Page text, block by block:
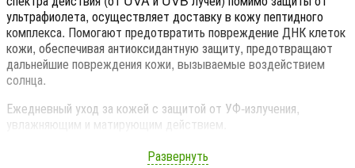
ультрафиолета, осуществляет доставку в кожу пептидного
комплекса. Помогают предотвратить повреждение ДНК клеток
кожи, обеспечивая антиоксидантную защиту, предотвращают
дальнейшие повреждения кожи, вызываемые воздействием
солнца.
Ежедневный уход за кожей с защитой от УФ-излучения,
увлажняющим и матирующим действием.
Рекомендовано для всех типов кожи.
Развернуть